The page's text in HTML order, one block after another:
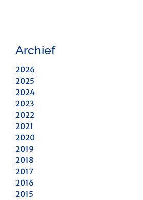
Archief
2026
2025
2024
2023
2022
2021
2020
2019
2018
2017
2016
2015